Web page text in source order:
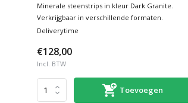
Minerale steenstrips in kleur Dark Granite.
Verkrijgbaar in verschillende formaten.
Deliverytime
€128,00
Incl. BTW
Toevoegen